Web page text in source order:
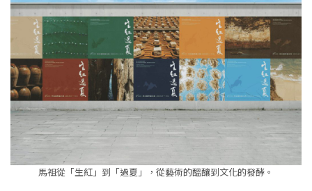
馬祖從「生紅」到「過夏」，從藝術的醞釀到文化的發酵。